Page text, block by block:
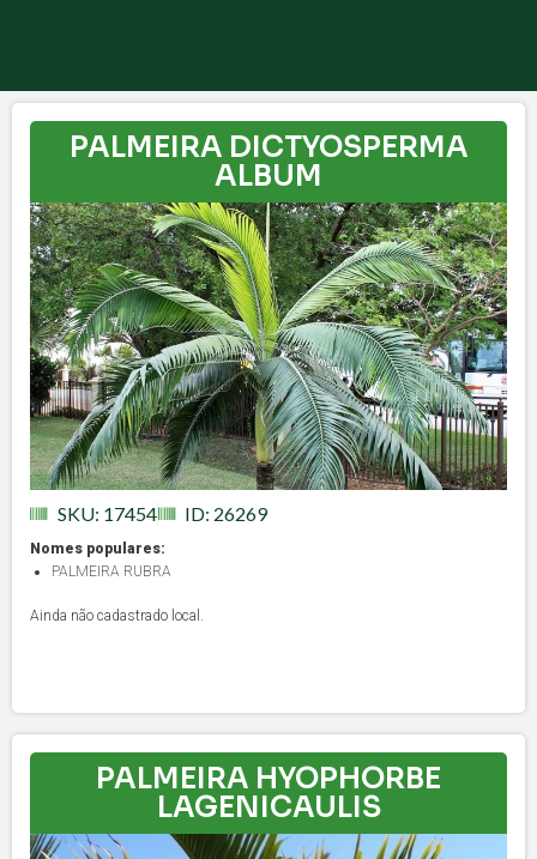
PALMEIRA DICTYOSPERMA
ALBUM
SKU: 17454 ID: 26269
Nomes populares:
PALMEIRA RUBRA
Ainda não cadastrado local.
PALMEIRA HYOPHORBE
LAGENICAULIS